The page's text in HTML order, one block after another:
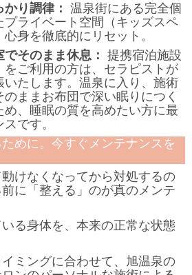
り調律： 温泉街にある完全個
プライベート空間（キッズスペ
身を徹底的にリセット。
そのまま休息： 提携宿泊施設
をご利用の方は、セラピストが
いたします。温泉に入り、施術
のままお布団で深い眠りにつく
め、睡眠の質を高めたい方に最
です。
めに。今すぐメンテナンスを
けなくなってから対処するの
に「整える」のが真のメンテ
いる身体を、本来の正常な状態
ミングに合わせて、旭温泉の